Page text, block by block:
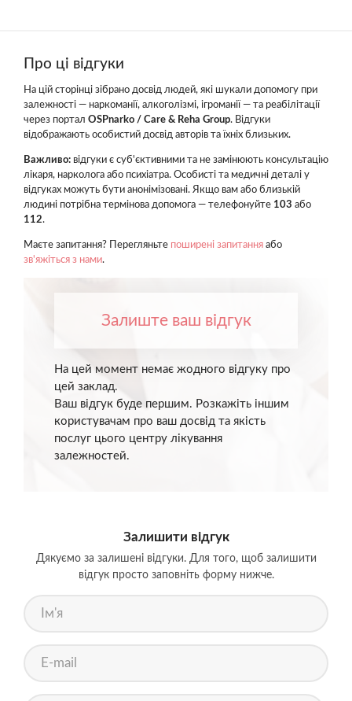
Про ці відгуки
На цій сторінці зібрано досвід людей, які шукали допомогу при
залежності — наркоманії, алкоголізмі, ігроманії — та реабілітації
через портал OSPnarko / Care & Reha Group. Відгуки
відображають особистий досвід авторів та їхніх близьких.
Важливо: відгуки є суб'єктивними та не замінюють консультацію
лікаря, нарколога або психіатра. Особисті та медичні деталі у
відгуках можуть бути анонімізовані. Якщо вам або близькій
людині потрібна термінова допомога — телефонуйте 103 або
112.
Маєте запитання? Перегляньте поширені запитання або
зв'яжіться з нами.
Залиште ваш відгук
На цей момент немає жодного відгуку про
цей заклад.
Ваш відгук буде першим. Розкажіть іншим
користувачам про ваш досвід та якість
послуг цього центру лікування
залежностей.
Залишити відгук
Дякуємо за залишені відгуки. Для того, щоб залишити
відгук просто заповніть форму нижче.